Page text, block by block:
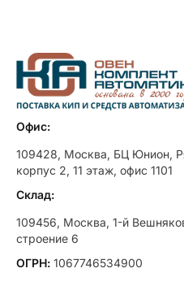
Офис:
109428, Москва, БЦ Юнион,
корпус 2, 11 этаж, офис 1101
Склад:
109456, Москва, 1-й
строение 6
ОГРН: 1067746534900